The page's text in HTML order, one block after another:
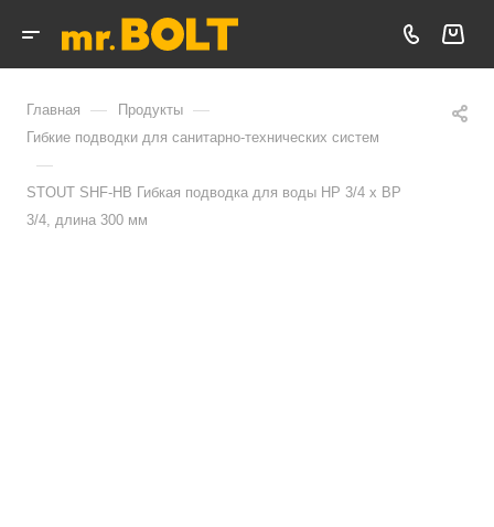
Главная — Продукты —
Гибкие подводки для санитарно-технических систем
—
STOUT SHF-НВ Гибкая подводка для воды НР 3/4 х ВР
3/4, длина 300 мм